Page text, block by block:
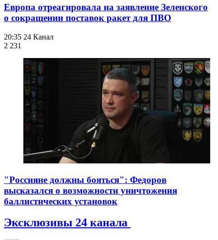
Европа отреагировала на заявление Зеленского
о сокращении поставок ракет для ПВО
20:35 24 Канал
2 231
"Россияне должны бояться": Федоров
высказался о возможности уничтожения
баллистических установок
Эксклюзивы 24 канала